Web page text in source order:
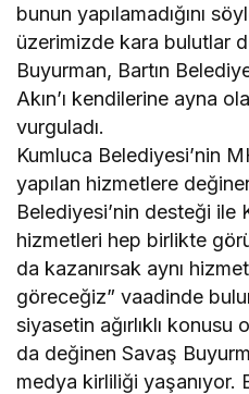
bunun yapılamadığını
üzerimizde kara bulutlar
Buyurman, Bartın
Akın’ı kendilerine ayna
vurguladı.
Kumluca Belediyesi’nin
yapılan hizmetlere
Belediyesi’nin desteği ile
hizmetleri hep birlikte
da kazanırsak aynı
göreceğiz” vaadinde
siyasetin ağırlıklı
da değinen Savaş
medya kirliliği